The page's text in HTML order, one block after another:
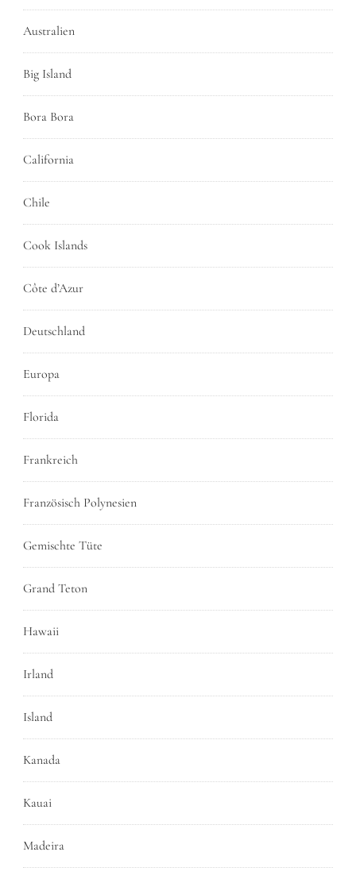
Australien
Big Island
Bora Bora
California
Chile
Cook Islands
Côte d’Azur
Deutschland
Europa
Florida
Frankreich
Französisch Polynesien
Gemischte Tüte
Grand Teton
Hawaii
Irland
Island
Kanada
Kauai
Madeira